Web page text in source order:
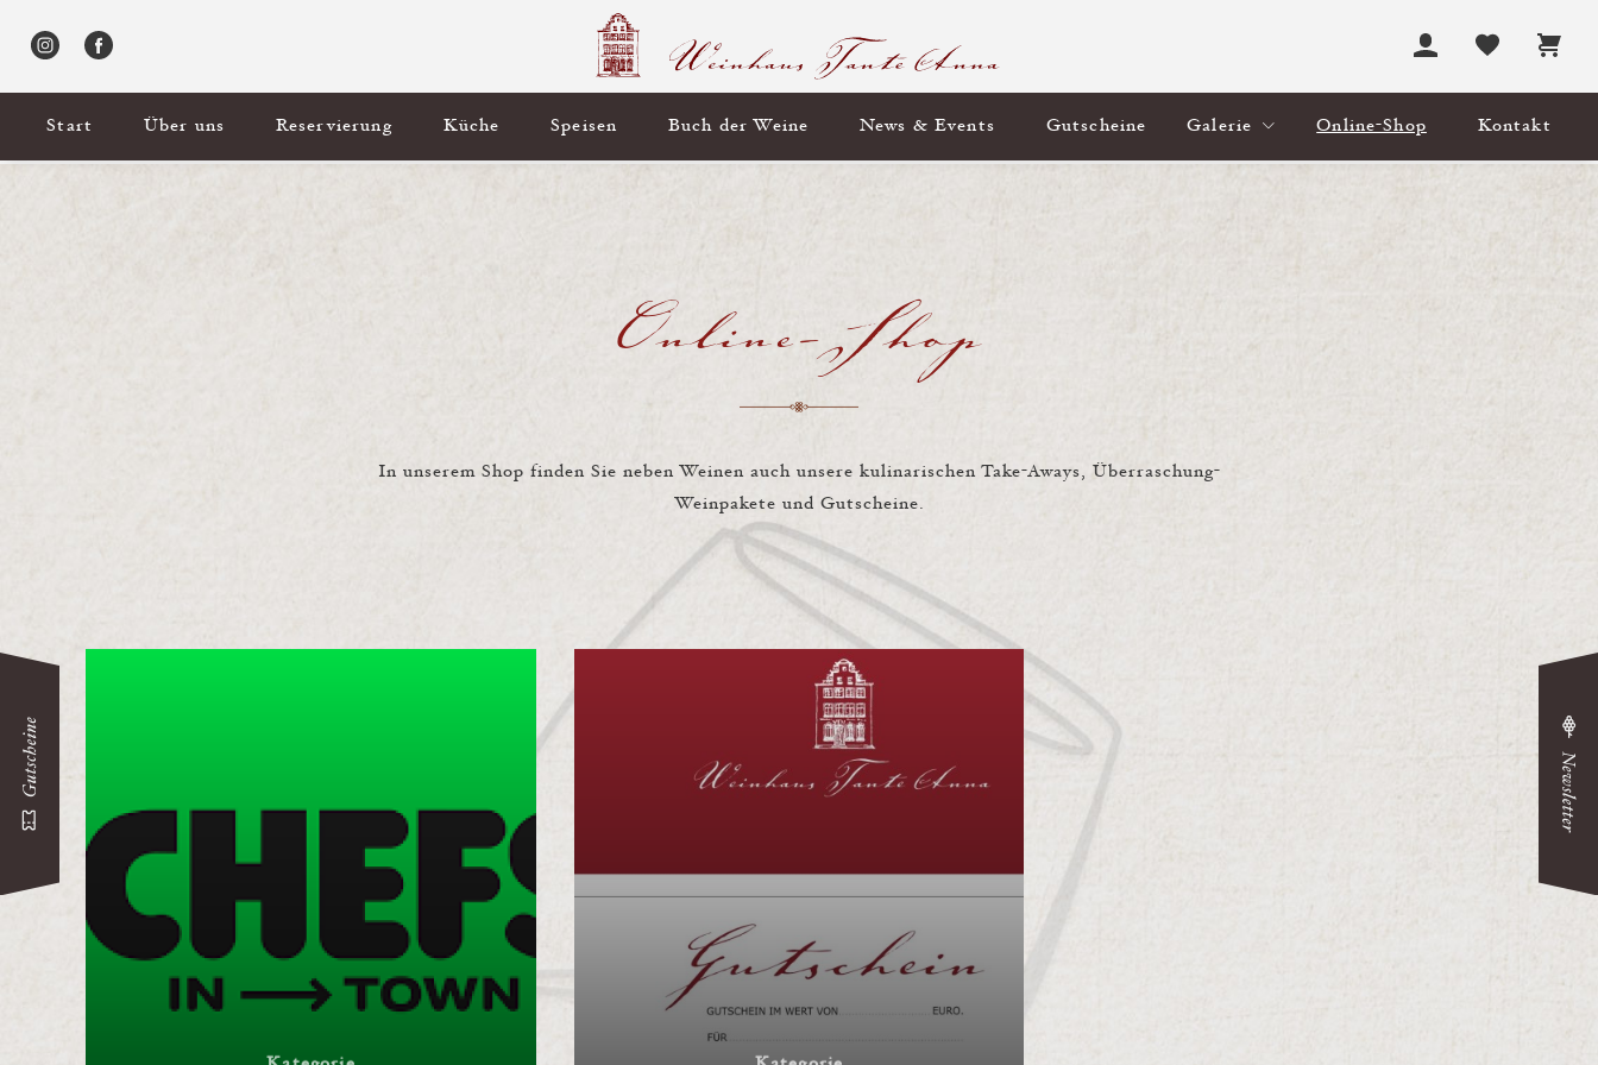
Start Über uns Reservierung Küche Speisen Buch der Weine News & Events Gutscheine Galerie Online-Shop Kontakt
Online-Shop
In unserem Shop finden Sie neben Weinen auch unsere kulinarischen Take-Aways, Überraschung-
Weinpakete und Gutscheine.